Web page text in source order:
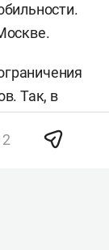
Так, в
2